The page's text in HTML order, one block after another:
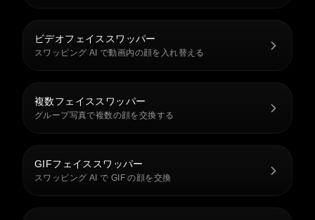
ビデオフェイススワッパー
スワッピング AI で動画内の顔を入れ替える
複数フェイススワッパー
グループ写真で複数の顔を交換する
GIFフェイススワッパー
スワッピング AI で GIF の顔を交換